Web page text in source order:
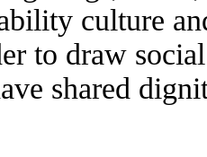
culture
to draw
shared